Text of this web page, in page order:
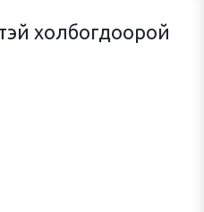
холбогдоорой